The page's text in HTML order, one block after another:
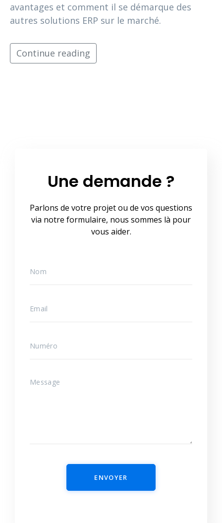
avantages et comment il se démarque des
autres solutions ERP sur le marché.
Continue reading
Une demande ?
Parlons de votre projet ou de vos questions
via notre formulaire, nous sommes là pour
vous aider.
ENVOYER